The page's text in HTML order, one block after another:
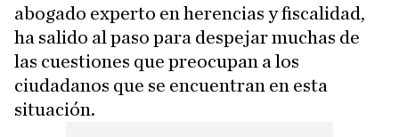
abogado experto en herencias y fiscalidad,
ha salido al paso para despejar muchas de
las cuestiones que preocupan a los
ciudadanos que se encuentran en esta
situación.